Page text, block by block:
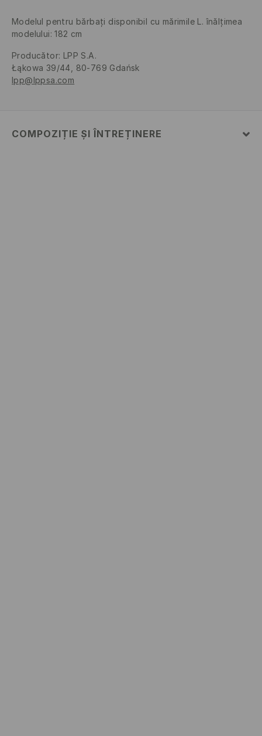
Modelul pentru bărbați disponibil cu mărimile L. înălțimea
modelului: 182 cm
Producător: LPP S.A.
Łąkowa 39/44, 80-769 Gdańsk
lpp@lppsa.com
COMPOZIȚIE ȘI ÎNTREȚINERE